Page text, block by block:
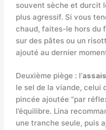
souvent sèche et durcit
plus agressif. Si vous
chaud, faites-le hors du
sur des pâtes ou un
ajouté au dernier
Deuxième piège : l’
le sel de la viande, celui
pincée ajoutée “par
l’équilibre. Lina
une tranche seule, puis